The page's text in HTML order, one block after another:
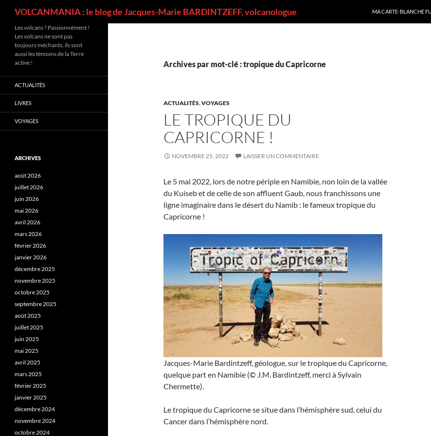
VOLCANMANIA : le blog de Jacques-Marie BARDINTZEFF, volcanologue
MA CARTE-BLANCHE
Archives par mot-clé : tropique du Capricorne
ACTUALITÉS,VOYAGES
LE TROPIQUE DU
CAPRICORNE !
NOVEMBRE 25, 2022 LAISSER UN COMMENTAIRE
Le 5 mai 2022, lors de notre périple en Namibie, non loin de la vallée
du Kuiseb et de celle de son affluent Gaub, nous franchissons une
ligne imaginaire dans le désert du Namib : le fameux tropique du
Capricorne !
Jacques-Marie Bardintzeff, géologue, sur le tropique du Capricorne,
quelque part en Namibie (© J.M. Bardintzeff, merci à Sylvain
Chermette).
Le tropique du Capricorne se situe dans l’hémisphère sud, celui du
Cancer dans l’hémisphère nord.
Les volcans ? Passionnément !
Les volcans ne sont pas
toujours méchants, ils sont
aussi les témoins de la Terre
active !
ACTUALITÉS
LIVRES
VOYAGES
ARCHIVES
août 2026
juillet 2026
juin 2026
mai 2026
avril 2026
mars 2026
février 2026
janvier 2026
décembre 2025
novembre 2025
octobre 2025
septembre 2025
août 2025
juillet 2025
juin 2025
mai 2025
avril 2025
mars 2025
février 2025
janvier 2025
décembre 2024
novembre 2024
octobre 2024